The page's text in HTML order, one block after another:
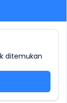
ditemukan